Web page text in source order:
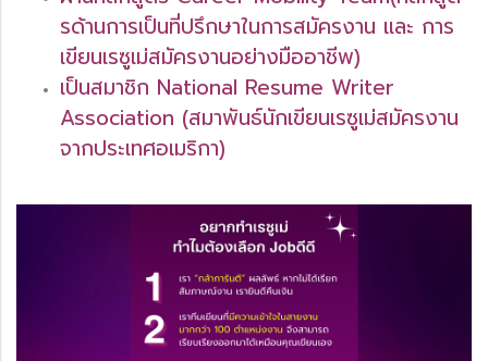
รด้านการเป็นที่ปรึกษาในการสมัครงาน และ การ
เขียนเรซูเม่สมัครงานอย่างมืออาชีพ)
เป็นสมาชิก National Resume Writer
Association (สมาพันธ์นักเขียนเรซูเม่สมัครงาน
จากประเทศอเมริกา)